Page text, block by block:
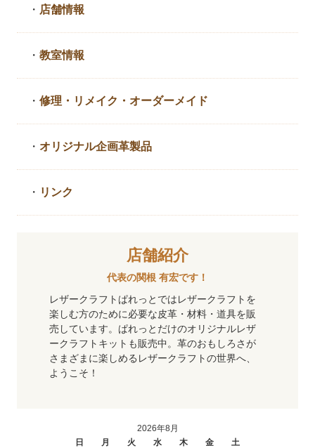
・ 店舗情報
・教室情報
・修理・リメイク・ オーダーメイド
・ オリジナル企画革製品
・ リンク
店舗紹介
代表の関根 有宏です！
レザークラフトぱれっとではレザークラフトを
楽しむ方のために必要な皮革・材料・道具を販
売しています。ぱれっとだけのオリジナルレザ
ークラフトキットも販売中。革のおもしろさが
さまざまに楽しめるレザークラフトの世界へ、
ようこそ！
2026年8月
日
月 火 水 木 金
土